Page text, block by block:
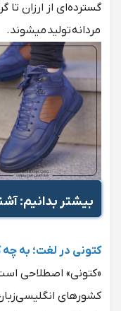
گسترده‌ای از ارزان تا
مردانهتولید میشوند.
بیشتر بدانیم:
کتونی در لغت؛ به
«کتونی» اصطلاحی
کشورهای